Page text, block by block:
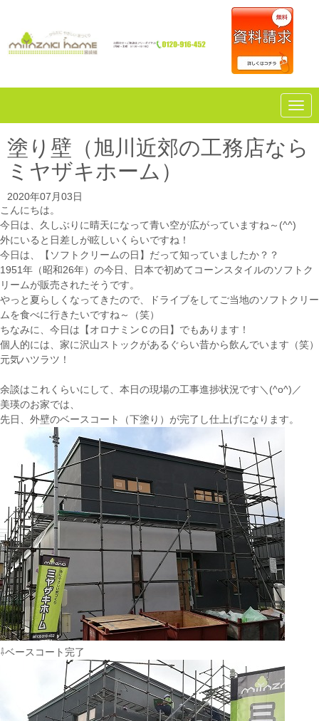
N
a
i
g
塗り壁（旭川近郊の工務店なら
ミヤザキホーム）
2020年07月03日
こんにちは。
今日は、久しぶりに晴天になって青い空が広がっていますね～(^^)
外にいると日差しが眩しいくらいですね！
今日は、【ソフトクリームの日】だって知っていましたか？？
1951年（昭和26年）の今日、日本で初めてコーンスタイルのソフトク
リームが販売されたそうです。
やっと夏らしくなってきたので、ドライブをしてご当地のソフトクリー
ムを食べに行きたいですね～（笑）
ちなみに、今日は【オロナミンＣの日】でもあります！
個人的には、家に沢山ストックがあるぐらい昔から飲んでいます（笑）
元気ハツラツ！
余談はこれくらいにして、本日の現場の工事進捗状況です＼(^o^)／
美瑛のお家では、
先日、外壁のベースコート（下塗り）が完了し仕上げになります。
⇩ベースコート完了